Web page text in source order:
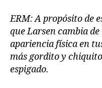
ERM: A propósito de
que Larsen cambia
apariencia física en
más gordito y
espigado.